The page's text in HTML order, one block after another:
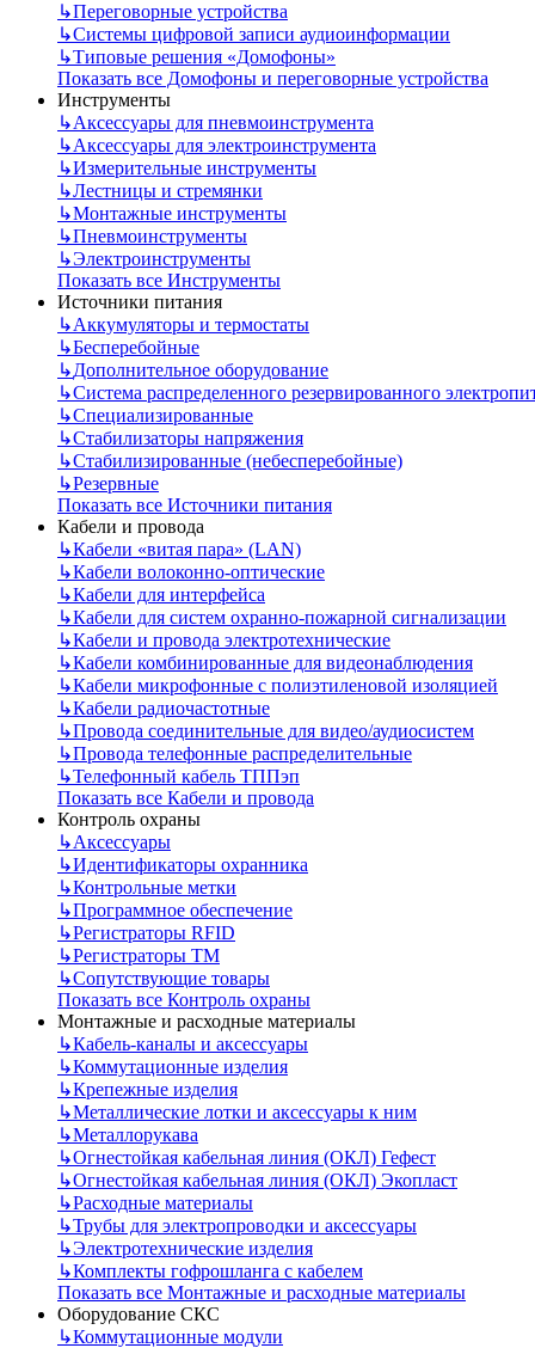
↳Переговорные устройства
↳Системы цифровой записи аудиоинформации
↳Типовые решения «Домофоны»
Показать все Домофоны и переговорные устройства
Инструменты
↳Аксессуары для пневмоинструмента
↳Аксессуары для электроинструмента
↳Измерительные инструменты
↳Лестницы и стремянки
↳Монтажные инструменты
↳Пневмоинструменты
↳Электроинструменты
Показать все Инструменты
Источники питания
↳Аккумуляторы и термостаты
↳Бесперебойные
↳Дополнительное оборудование
↳Система распределенного резервированного
↳Специализированные
↳Стабилизаторы напряжения
↳Стабилизированные (небесперебойные)
↳Резервные
Показать все Источники питания
Кабели и провода
↳Кабели «витая пара» (LAN)
↳Кабели волоконно-оптические
↳Кабели для интерфейса
↳Кабели для систем охранно-пожарной сигнализации
↳Кабели и провода электротехнические
↳Кабели комбинированные для видеонаблюдения
↳Кабели микрофонные с полиэтиленовой изоляцией
↳Кабели радиочастотные
↳Провода соединительные для видео/аудиосистем
↳Провода телефонные распределительные
↳Телефонный кабель ТППэп
Показать все Кабели и провода
Контроль охраны
↳Аксессуары
↳Идентификаторы охранника
↳Контрольные метки
↳Программное обеспечение
↳Регистраторы RFID
↳Регистраторы ТМ
↳Сопутствующие товары
Показать все Контроль охраны
Монтажные и расходные материалы
↳Кабель-каналы и аксессуары
↳Коммутационные изделия
↳Крепежные изделия
↳Металлические лотки и аксессуары к ним
↳Металлорукава
↳Огнестойкая кабельная линия (ОКЛ) Гефест
↳Огнестойкая кабельная линия (ОКЛ) Экопласт
↳Расходные материалы
↳Трубы для электропроводки и аксессуары
↳Электротехнические изделия
↳Комплекты гофрошланга с кабелем
Показать все Монтажные и расходные материалы
Оборудование СКС
↳Коммутационные модули